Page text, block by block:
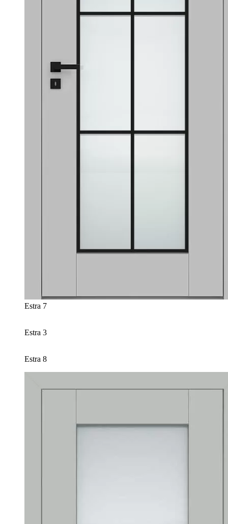
Estra 7
Estra 3
Estra 8